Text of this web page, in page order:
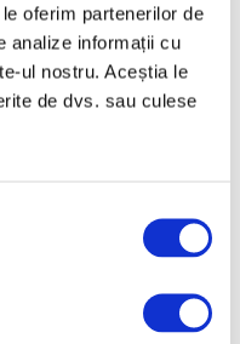
oferim partenerilor de
analize informații cu
ul nostru. Aceștia le
de dvs. sau culese
vizual și
pictorii